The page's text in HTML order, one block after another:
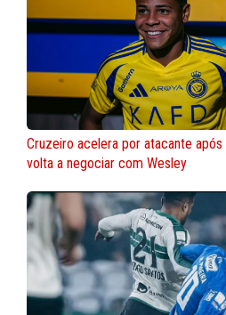
Cruzeiro acelera por atacante após
volta a negociar com Wesley